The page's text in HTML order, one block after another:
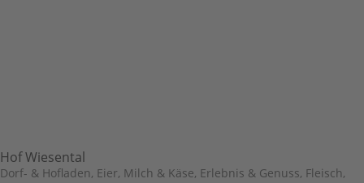
Hof Wiesental
Dorf- & Hofladen, Eier, Milch & Käse, Erlebnis & Genuss, Fleisch,